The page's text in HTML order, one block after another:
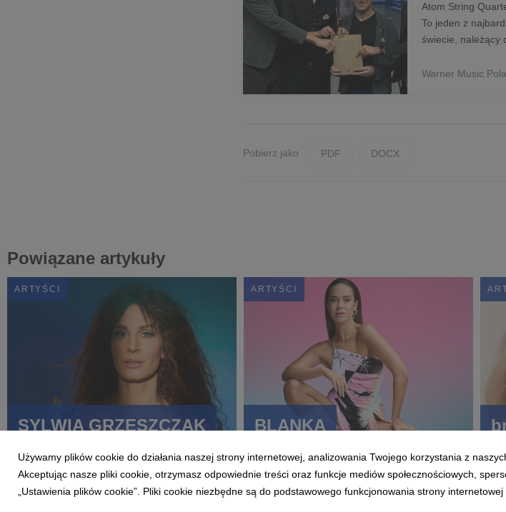
Atom String
To jeden z
świecie, należący
rozumianą im...
Warner Music
Pobierz jako PDF DOCX
Powiązane artykuły
ARTYŚCI
SYLWIA GRZESZCZAK
ARTYŚCI
BLANKA
Używamy plików cookie do działania naszej strony internetowej, analizowania Twojego korzystania z
Akceptując nasze pliki cookie, otrzymasz odpowiednie treści oraz funkcje mediów społecznościowych,
„Ustawienia plików cookie”. Pliki cookie niezbędne są do podstawowego funkcjonowania strony